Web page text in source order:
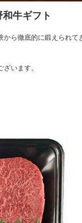
牛ギフト
ら徹底的に鍛えられて
います。